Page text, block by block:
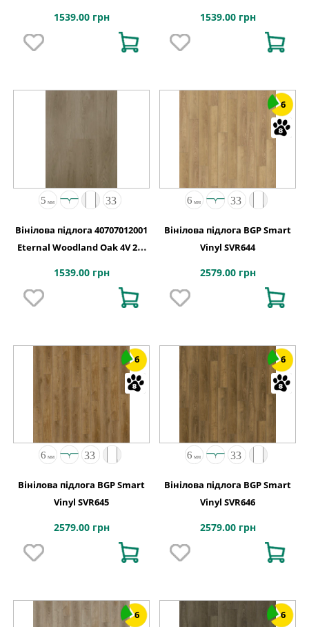
1539.00 грн 1539.00 грн
Вінілова підлога 40707012001
Eternal Woodland Oak 4V 2G-
1539.00 грн
6
Вінілова підлога BGP Smart
Vinyl SVR644
2579.00 грн
6
Вінілова підлога BGP Smart
Vinyl SVR645
2579.00 грн
6
Вінілова підлога BGP Smart
Vinyl SVR646
2579.00 грн
6 6